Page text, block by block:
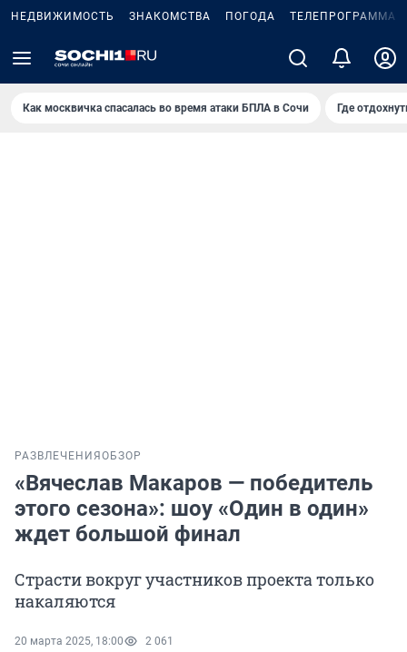
НЕДВИЖИМОСТЬ ЗНАКОМСТВА ПОГОДА ТЕЛЕПРОГРАММА
Как москвичка спасалась во время атаки БПЛА в Сочи Где
РАЗВЛЕЧЕНИЯ ОБЗОР
«Вячеслав Макаров — победитель
этого сезона»: шоу «Один в один»
ждет большой финал
Страсти вокруг участников проекта только
накаляются
20 марта 2025, 18:00 2 061